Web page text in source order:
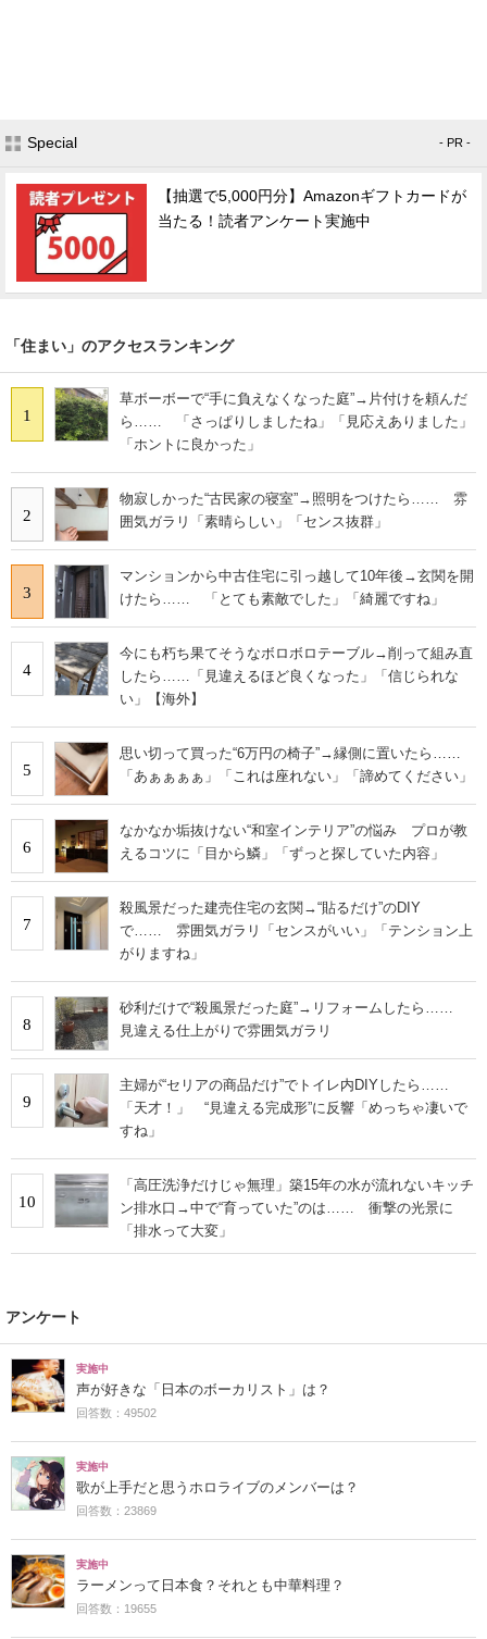
Special - PR -
【抽選で5,000円分】Amazonギフトカードが
当たる！読者アンケート実施中
「住まい」のアクセスランキング
1
草ボーボーで“手に負えなくなった庭”→片付けを頼んだ
ら…… 「さっぱりしましたね」「見応えありました」
「ホントに良かった」
2
物寂しかった“古民家の寝室”→照明をつけたら…… 雰
囲気ガラリ「素晴らしい」「センス抜群」
3
マンションから中古住宅に引っ越して10年後→玄関を開
けたら…… 「とても素敵でした」「綺麗ですね」
4
今にも朽ち果てそうなボロボロテーブル→削って組み直
したら……「見違えるほど良くなった」「信じられな
い」【海外】
5
思い切って買った“6万円の椅子”→縁側に置いたら……
「あぁぁぁぁ」「これは座れない」「諦めてください」
6
なかなか垢抜けない“和室インテリア”の悩み プロが教
えるコツに「目から鱗」「ずっと探していた内容」
7
殺風景だった建売住宅の玄関→“貼るだけ”のDIY
で…… 雰囲気ガラリ「センスがいい」「テンション上
がりますね」
8
砂利だけで“殺風景だった庭”→リフォームしたら……
見違える仕上がりで雰囲気ガラリ
9
主婦が“セリアの商品だけ”でトイレ内DIYしたら……
「天才！」 “見違える完成形”に反響「めっちゃ凄いで
すね」
10
「高圧洗浄だけじゃ無理」築15年の水が流れないキッチ
ン排水口→中で“育っていた”のは…… 衝撃の光景に
「排水って大変」
アンケート
実施中
声が好きな「日本のボーカリスト」は？
回答数：49502
実施中
歌が上手だと思うホロライブのメンバーは？
回答数：23869
実施中
ラーメンって日本食？それとも中華料理？
回答数：19655